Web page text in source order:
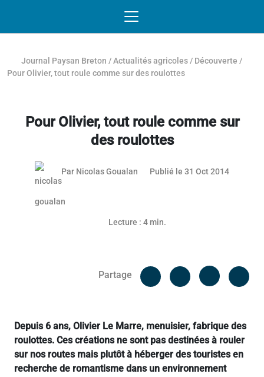
Journal Paysan Breton /Actualités agricoles / Découverte /
Pour Olivier, tout roule comme sur des roulottes
Pour Olivier, tout roule comme sur
des roulottes
Par Nicolas Goualan Publié le 31 Oct 201403 mai
Lecture : 4 min.
Partage
Facebook
Depuis 6 ans, Olivier Le Marre, menuisier, fabrique des
roulottes. Ces créations ne sont pas destinées à rouler
sur nos routes mais plutôt à héberger des touristes en
recherche de romantisme dans un environnement